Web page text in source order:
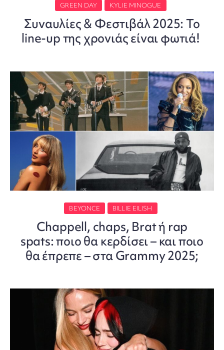
GREEN DAY KYLIE MINOGUE
Συναυλίες & Φεστιβάλ 2025: Το
line-up της χρονιάς είναι φωτιά!
BEYONCE BILLIE EILISH
Chappell, chaps, Brat ή rap
spats: ποιο θα κερδίσει – και ποιο
θα έπρεπε – στα Grammy 2025;